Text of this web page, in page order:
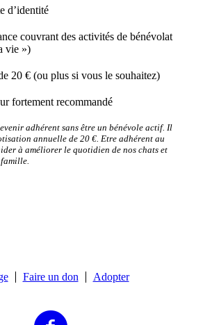
d’identité
couvrant des activités de bénévolat
vie »)
20 € (ou plus si vous le souhaitez)
fortement recommandé
adhérent sans être un bénévole actif. Il
annuelle de 20 €. Etre adhérent au
à améliorer le quotidien de nos chats et
Faire un don Adopter